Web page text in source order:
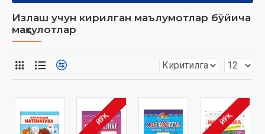
Излаш учун кирилган маълумотлар бўйича
маҳсулотлар
ЙЎҚ ЙЎҚ